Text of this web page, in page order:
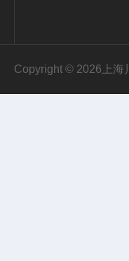
Copyright © 2026上